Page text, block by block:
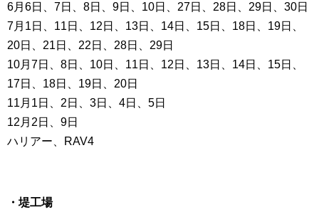
6月6日、7日、8日、9日、10日、27日、28日、29日、30日
7月1日、11日、12日、13日、14日、15日、18日、19日、
20日、21日、22日、28日、29日
10月7日、8日、10日、11日、12日、13日、14日、15日、
17日、18日、19日、20日
11月1日、2日、3日、4日、5日
12月2日、9日
ハリアー、RAV4
・堤工場